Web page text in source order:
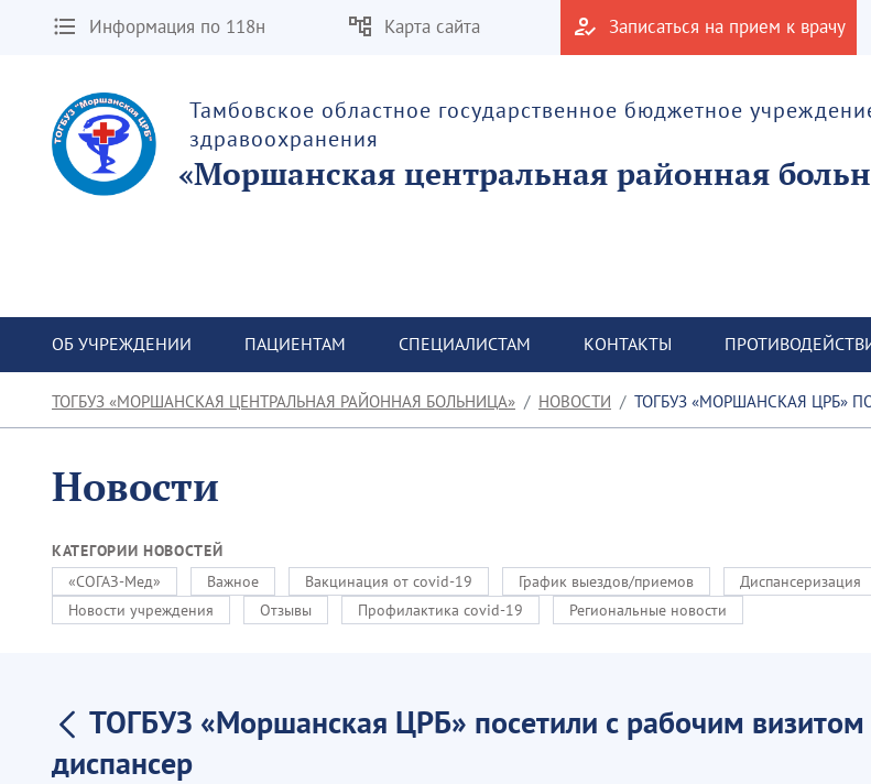
Информация по 118н Карта сайта Записаться на прием к врачу
Тамбовское областное государственное бюджетное
здравоохранения
«Моршанская центральная районная
ОБ УЧРЕЖДЕНИИ ПАЦИЕНТАМ СПЕЦИАЛИСТАМ КОНТАКТЫ
ТОГБУЗ «МОРШАНСКАЯ ЦЕНТРАЛЬНАЯ РАЙОННАЯ БОЛЬНИЦА» НОВОСТИ ТОГБУЗ «МОРШАНСКАЯ ЦРБ»
Новости
КАТЕГОРИИ НОВОСТЕЙ
«СОГАЗ-Мед»
Важное Вакцинация от covid-19 График выездов/приемов Диспансеризация
Новости учреждения
Отзывы Профилактика covid-19 Региональные новости
ТОГБУЗ «Моршанская ЦРБ» посетили с рабочим визитом
диспансер